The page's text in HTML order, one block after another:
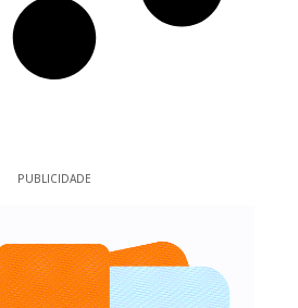
PUBLICIDADE